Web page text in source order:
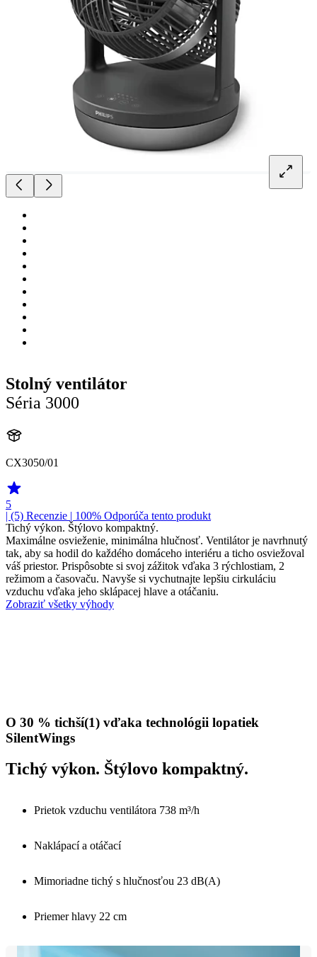
Stolný ventilátor
Séria 3000
CX3050/01
5
| (5) Recenzie | 100% Odporúča tento produkt
Tichý výkon. Štýlovo kompaktný.
Maximálne osvieženie, minimálna hlučnosť. Ventilátor je navrhnutý
tak, aby sa hodil do každého domáceho interiéru a ticho osviežoval
váš priestor. Prispôsobte si svoj zážitok vďaka 3 rýchlostiam, 2
režimom a časovaču. Navyše si vychutnajte lepšiu cirkuláciu
vzduchu vďaka jeho sklápacej hlave a otáčaniu.
Zobraziť všetky výhody
O 30 % tichší(1) vďaka technológii lopatiek
SilentWings
Tichý výkon. Štýlovo kompaktný.
Prietok vzduchu ventilátora 738 m³/h
Naklápací a otáčací
Mimoriadne tichý s hlučnosťou 23 dB(A)
Priemer hlavy 22 cm